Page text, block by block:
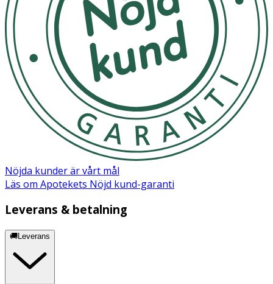
Nöjda kunder är vårt mål
Läs om Apotekets Nöjd kund-garanti
Leverans & betalning
🚚Leverans